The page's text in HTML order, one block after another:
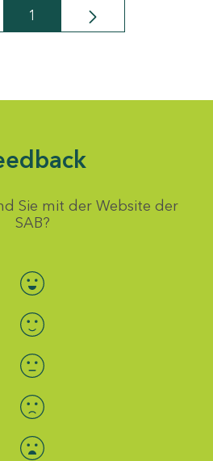
Seite
1
Sie mit der Website der
SAB?
Bewertung auswählen